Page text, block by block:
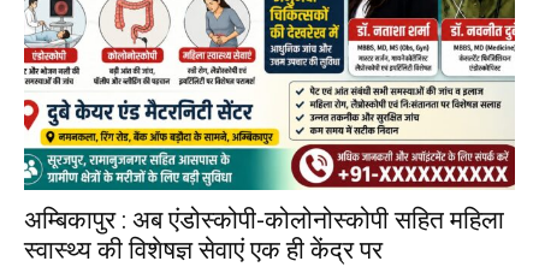
अम्बिकापुर : अब एंडोस्कोपी-कोलोनोस्कोपी सहित महिला
स्वास्थ्य की विशेषज्ञ सेवाएं एक ही केंद्र पर